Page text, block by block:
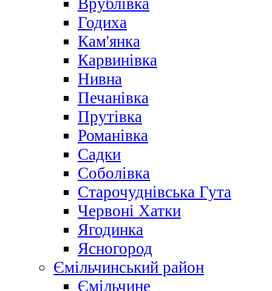
Врублівка
Годиха
Кам'янка
Карвинівка
Нивна
Печанівка
Прутівка
Романівка
Садки
Соболівка
Старочуднівська Гута
Червоні Хатки
Ягодинка
Ясногород
Ємільчинський район
Ємільчине